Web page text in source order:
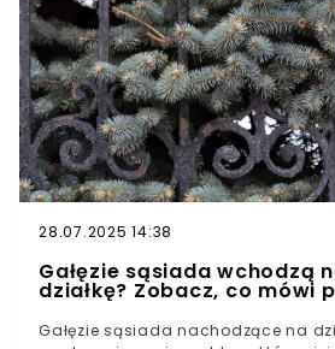
28.07.2025 14:38
Gałęzie sąsiada wchodzą
działkę? Zobacz, co mówi
Gałęzie sąsiada nachodzące na